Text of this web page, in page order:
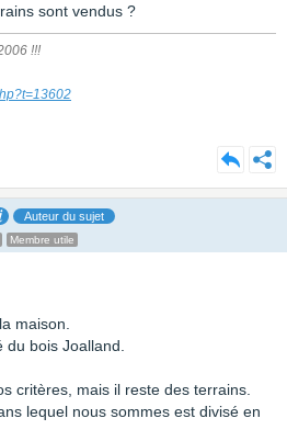
sont vendus ?
!!!
Auteur du sujet
Membre utile
maison.
du bois Joalland.
critères, mais il reste des terrains.
lequel nous sommes est divisé en